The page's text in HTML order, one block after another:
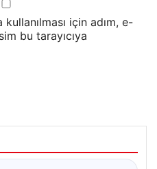
için adım, e-
bu tarayıcıya